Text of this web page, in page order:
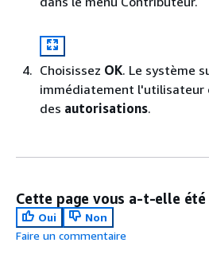
Choisissez OK. Le système
immédiatement l'utilisateur
des autorisations.
Cette page vous a-t-elle
Oui
Non
Faire un commentaire